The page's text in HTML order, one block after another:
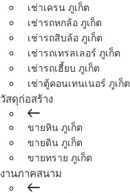
เช่าเครน ภูเก็ต
เช่ารถหกล้อ ภูเก็ต
เช่ารถสิบล้อ ภูเก็ต
เช่ารถเทรลเลอร์ ภูเก็ต
เช่ารถเฮี้ยบ ภูเก็ต
เช่าตู้คอนเทนเนอร์ ภูเก็ต
วัสดุก่อสร้าง
ขายหิน ภูเก็ต
ขายดิน ภูเก็ต
ขายทราย ภูเก็ต
งานภาคสนาม